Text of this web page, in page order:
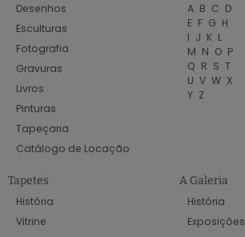
Desenhos
Esculturas
Fotografia
Gravuras
Livros
Pinturas
Tapeçaria
Catálogo de Locação
A B C D
E F G H
I J K L
M N O P
Q R S T
U V W X
Y Z
Tapetes
História
Vitrine
A Galeria
História
Exposições